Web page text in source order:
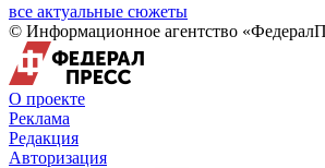
все актуальные сюжеты
© Информационное агентство
О проекте
Реклама
Редакция
Авторизация